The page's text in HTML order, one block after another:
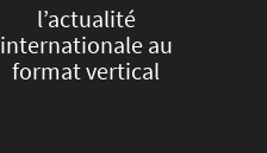
l’actualité
internationale au
format vertical